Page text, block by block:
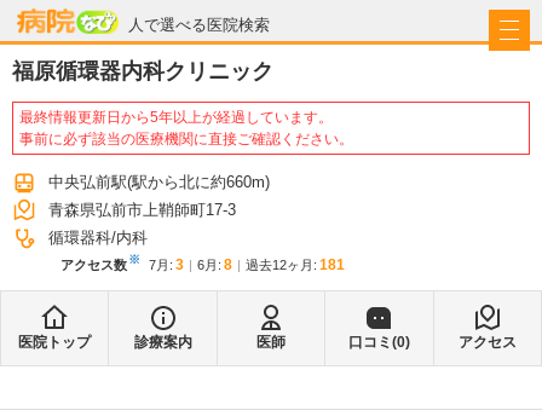
人で選べる医院検索
病院なび
福原循環器内科クリニック
最終情報更新日から5年以上が経過しています。
事前に必ず該当の医療機関に直接ご確認ください。
中央弘前駅(駅から北に約660m)
青森県弘前市上鞘師町17-3
循環器科 内科
アクセス数※ 7月 : 3 6月 : 8 過去12ヶ月: 181
医院トップ 診療案内 医師 口コミ(0) アクセス